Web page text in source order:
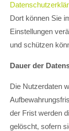
Dort können Sie
Einstellungen
und schützen
Dauer der
Die Nutzerdaten
der Frist werden
gelöscht, sofern